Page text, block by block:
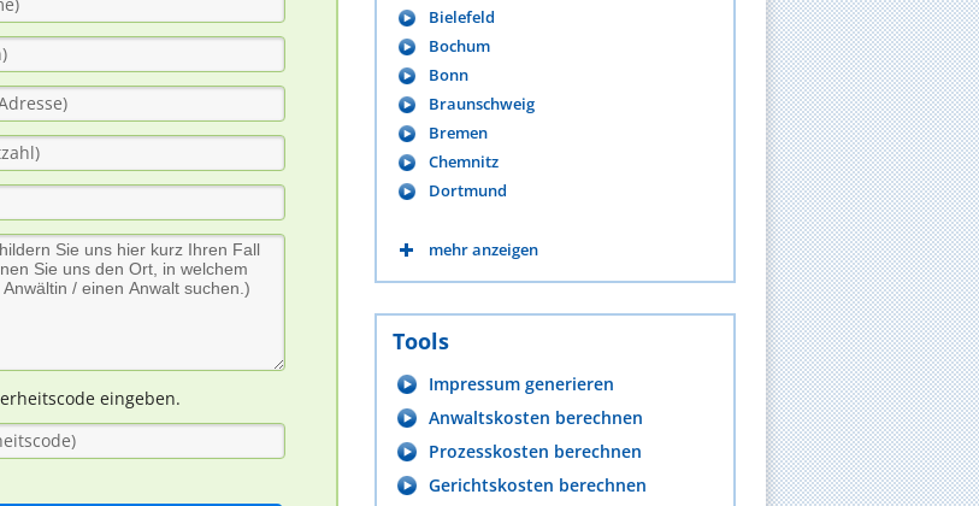
eingeben.
Bielefeld
Bochum
Bonn
Braunschweig
Bremen
Chemnitz
Dortmund
mehr anzeigen
Tools
Impressum generieren
Anwaltskosten berechnen
Prozesskosten berechnen
Gerichtskosten berechnen